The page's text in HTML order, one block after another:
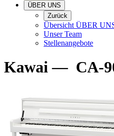
ÜBER UNS
Zurück
Übersicht ÜBER
Unser Team
Stellenangebote
Kawai— CA-